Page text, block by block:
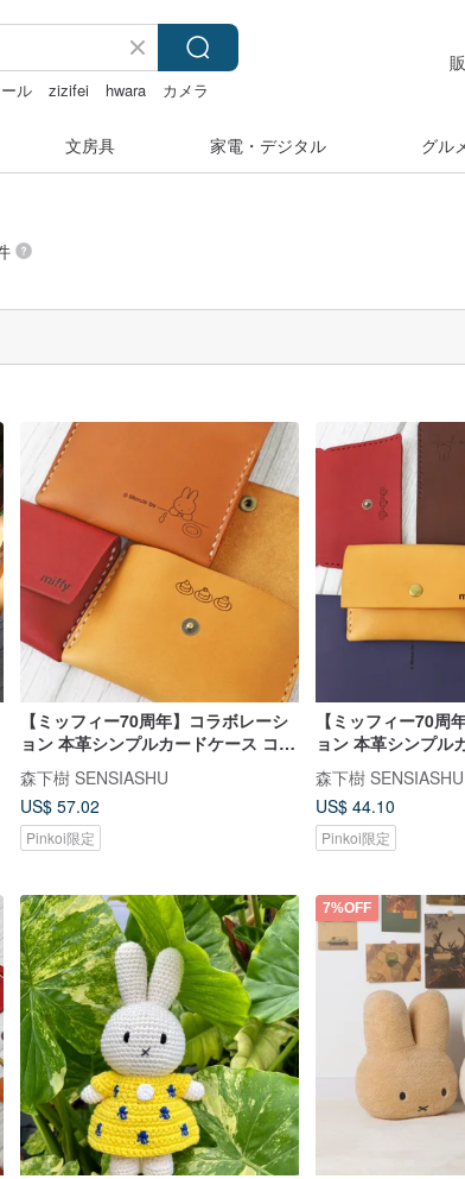
ル zizifei hwara
カメラ
文房具 家電・デジタル グル
【ミッフィー70周年】コラボレーシ
ョン 本革シンプルカードケース コイ
ンケース Simple wallet
森下樹 SENSIASHU
US$ 57.02
Pinkoi限定
【ミッフィー70周
ョン 本革シンプル
インケース 手作り
森下樹 SENSIASHU
US$ 44.10
Pinkoi限定
7%OFF